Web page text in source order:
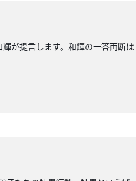
が提言します。和輝の一答両断